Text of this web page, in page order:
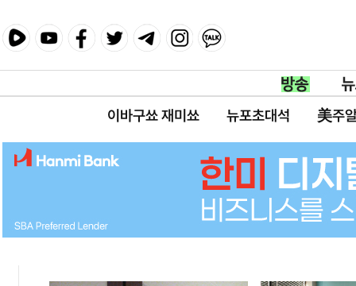
이바구쑈 재미쑈 뉴포초대석 美주